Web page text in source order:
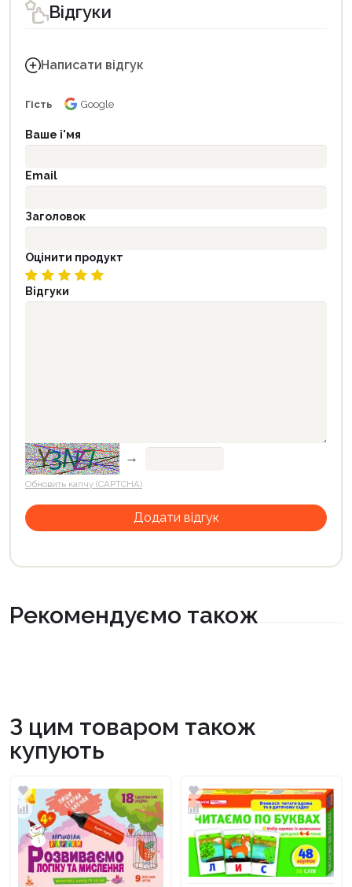
Відгуки
Написати відгук
Гість Google
Ваше і'мя
Email
Заголовок
Оцінити продукт
Відгуки
→
Обновить капчу (CAPTCHA)
Рекомендуємо також
З цим товаром також
купують